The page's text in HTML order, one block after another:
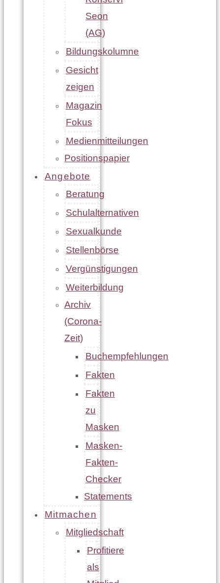
Seon
(AG)
Bildungskolumne
Gesicht
zeigen
Magazin
Fokus
Medienmitteilungen
Positionspapier
Angebote
Beratung
Schulalternativen
Sexualkunde
Stellenbörse
Vergünstigungen
Weiterbildung
Archiv
(Corona-
Zeit)
Buchempfehlungen
Fakten
Fakten
zu
Masken
Masken-
Fakten-
Checker
Statements
Mitmachen
Mitgliedschaft
Profitiere
als